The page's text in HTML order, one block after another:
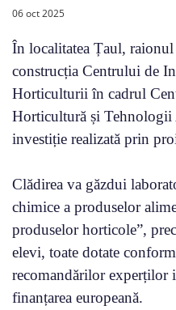
06 oct 2025
În localitatea Țaul,
construcția Centrului de
Horticulturii în cadrul
Horticultură și
investiție realizată prin
Clădirea va găzdui
chimice a produselor
produselor horticole”,
elevi, toate dotate
recomandărilor experților
finanțarea europeană.